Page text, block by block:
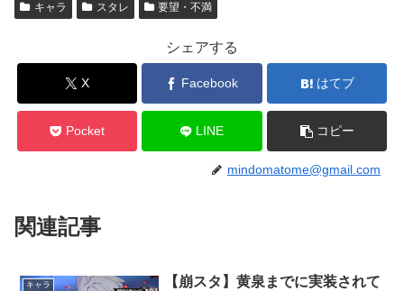
キャラ スタレ 要望・不満
シェアする
X Facebook はてブ
Pocket LINE コピー
mindomatome@gmail.com
関連記事
キャラ
【崩スタ】黄泉までに実装されて